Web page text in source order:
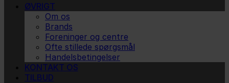
ØVRIGT
Om os
Brands
Foreninger og centre
Ofte stillede spørgsmål
Handelsbetingelser
KONTAKT OS
TILBUD